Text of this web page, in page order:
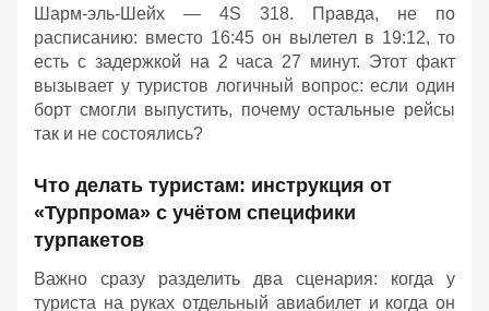
Шарм‑эль‑Шейх — 4S 318. Правда, не по
расписанию: вместо 16:45 он вылетел в 19:12, то
есть с задержкой на 2 часа 27 минут. Этот факт
вызывает у туристов логичный вопрос: если один
борт смогли выпустить, почему остальные рейсы
так и не состоялись?
Что делать туристам: инструкция от
«Турпрома» с учётом специфики
турпакетов
Важно сразу разделить два сценария: когда у
туриста на руках отдельный авиабилет и когда он